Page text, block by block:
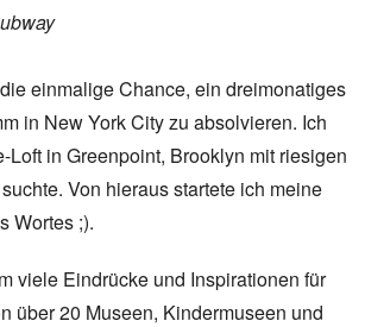
einmalige Chance, ein dreimonatiges
in New York City zu absolvieren. Ich
in Greenpoint, Brooklyn mit riesigen
Von hieraus startete ich meine
Wortes ;).
viele Eindrücke und Inspirationen für
über 20 Museen, Kindermuseen und